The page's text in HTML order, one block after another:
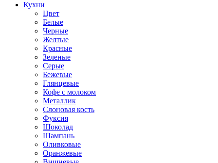
Кухни
Цвет
Белые
Черные
Желтые
Красные
Зеленые
Серые
Бежевые
Глянцевые
Кофе с молоком
Металлик
Слоновая кость
Фуксия
Шоколад
Шампань
Оливковые
Оранжевые